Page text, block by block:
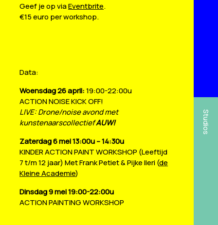
Geef je op viaEventbrite.
€15 euro per workshop.
Data:
Woensdag 26 april:19:00-22:00u
ACTION NOISE KICK OFF!
LIVE: Drone/noise avond met
kunstenaarscollectiefAUW!
Zaterdag 6 mei 13:00u – 14:30u
KINDER ACTION PAINT WORKSHOP (Leeftijd
7 t/m 12 jaar) Met Frank Petiet & Pijke Ileri (de
Kleine Academie)
Dinsdag 9 mei 19:00-22:00u
ACTION PAINTING WORKSHOP
Studios